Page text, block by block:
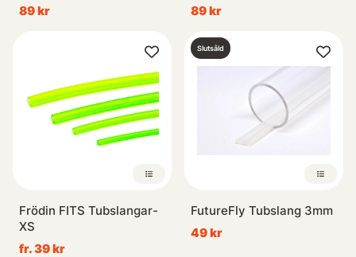
89 kr
89 kr
Frödin FITS Tubslangar-
XS
fr. 39 kr
Slutsåld
FutureFly Tubslang 3mm
49 kr